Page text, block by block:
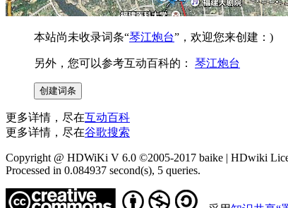
本站尚未收录词条“琴江炮台”，欢迎您来创建：)
另外，您可以参考互动百科的： 琴江炮台
更多详情，尽在互动百科
更多详情，尽在谷歌搜索
Copyright @ HDWiKi V 6.0 ©2005-2017 baike | HDwiki
Processed in 0.084937 second(s), 5 queries.